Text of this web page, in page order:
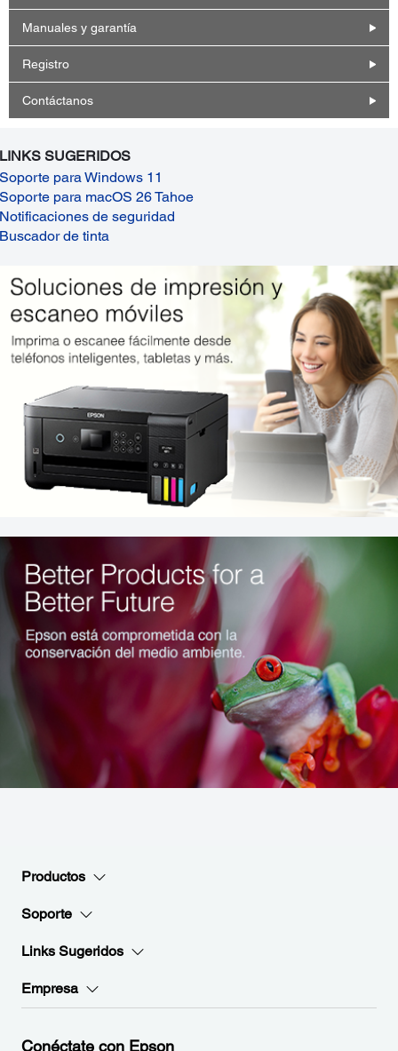
Manuales y garantía
Registro
Contáctanos
LINKS SUGERIDOS
Soporte para Windows 11
Soporte para macOS 26 Tahoe
Notificaciones de seguridad
Buscador de tinta
Productos
Soporte
Links Sugeridos
Empresa
Conéctate con Epson